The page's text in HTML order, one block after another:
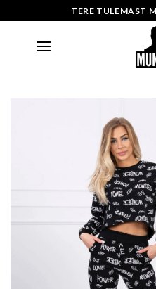
to
TERE TULEMAST